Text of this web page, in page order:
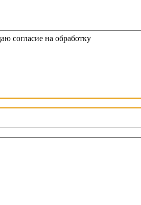
согласие на обработку